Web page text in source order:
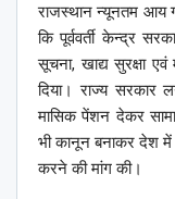
राजस्थान न्यूनतम आय
कि पूर्ववर्ती केन्द्र
सूचना, खाद्य सुरक्षा
दिया। राज्य सरकार
मासिक पेंशन देकर
भी कानून बनाकर देश में
करने की मांग की।